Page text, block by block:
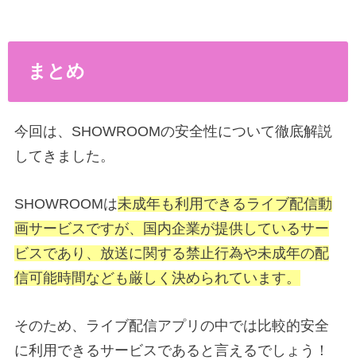
まとめ
今回は、SHOWROOMの安全性について徹底解説
してきました。
SHOWROOMは未成年も利用できるライブ配信動
画サービスですが、国内企業が提供しているサー
ビスであり、放送に関する禁止行為や未成年の配
信可能時間なども厳しく決められています。
そのため、ライブ配信アプリの中では比較的安全
に利用できるサービスであると言えるでしょう！